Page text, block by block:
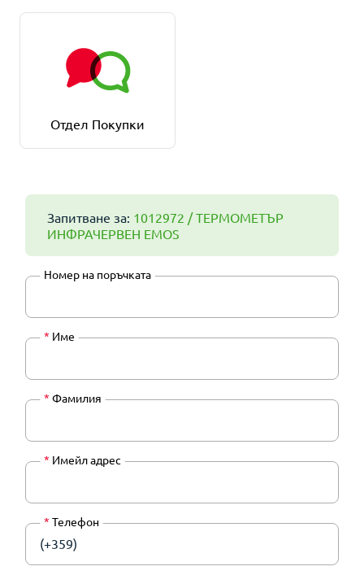
Отдел Покупки
Запитване за: 1012972 / ТЕРМОМЕТЪР
ИНФРАЧЕРВЕН EMOS
Номер на поръчката
* Име
* Фамилия
* Имейл адрес
* Телефон
(+359)